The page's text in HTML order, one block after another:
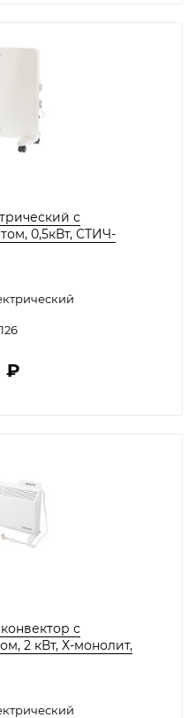
с
0,5кВт, СТИЧ-
₽
с
2 кВт, Х-монолит,